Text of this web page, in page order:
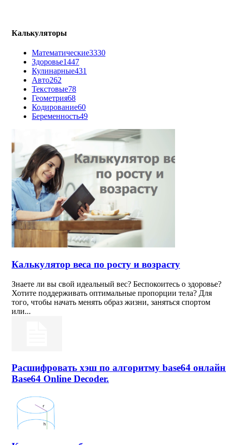
Калькуляторы
Математические3330
Здоровье1447
Кулинарные431
Авто262
Текстовые78
Геометрия68
Кодирование60
Беременность49
Калькулятор веса по росту и возрасту
Знаете ли вы свой идеальный вес? Беспокоитесь о здоровье?
Хотите поддерживать оптимальные пропорции тела? Для
того, чтобы начать менять образ жизни, заняться спортом
или...
Расшифровать хэш по алгоритму base64
Base64 Online Decoder.